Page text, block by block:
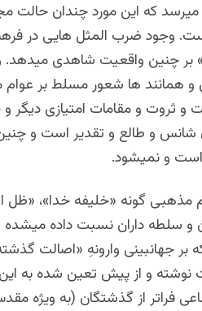
میرسد که این مورد چندان حالت
وجود ضرب المثل هایی در
بر چنین واقعیت شاهدی میدهد.
و همانند ها شعور مسلط بر
و ثروت و مقامات امتیازی دیگر
و طالع و تقدیر است و
و نمیشود.
مذهبی گونه «خلیفه خدا»، «ظل
و سلطه داران نسبت داده
جهانبینی وارونهِ «اصالت
نوشته و از پیش تعین شده به این
فراتر از گذشتگان (به ویژه